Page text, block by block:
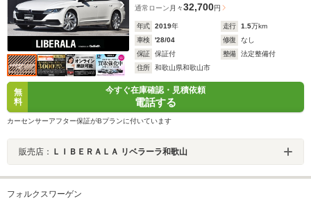
通常ローン 月々32,700円
年式 2019年 走行 1.5万km
車検
'28/04 修復
なし
保証
保証付 整備
法定整備付
住所
和歌山県和歌山市
無
料
今すぐ在庫確認・見積依頼
電話する
カーセンサーアフター保証がBプランに付いています
販売店： ＬＩＢＥＲＡＬＡ リベラーラ和歌山
フォルクスワーゲン